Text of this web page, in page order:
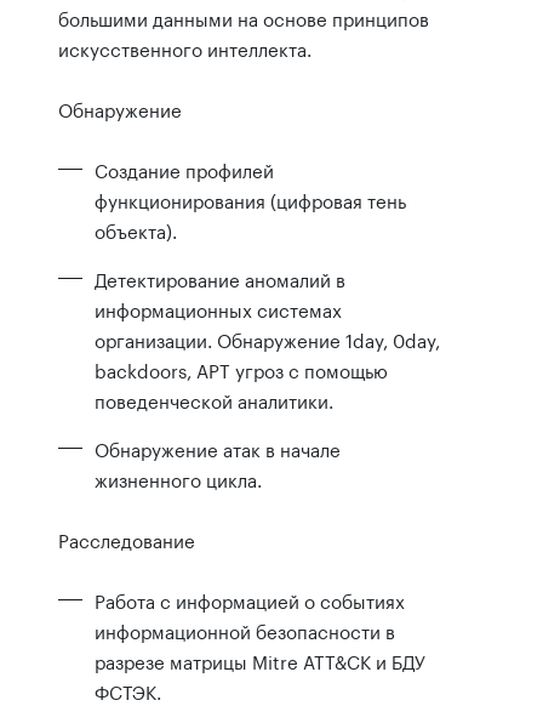
большими данными на основе принципов
искусственного интеллекта.
Обнаружение
Создание профилей
функционирования (цифровая тень
объекта).
Детектирование аномалий в
информационных системах
организации. Обнаружение 1day, 0day,
backdoors, APT угроз с помощью
поведенческой аналитики.
Обнаружение атак в начале
жизненного цикла.
Расследование
Работа с информацией о событиях
информационной безопасности в
разрезе матрицы Mitre ATT&CK и БДУ
ФСТЭК.